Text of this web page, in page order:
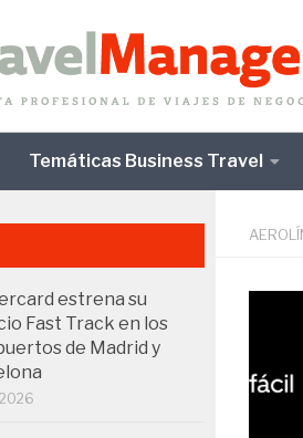
Temáticas Business Travel
estrena su
Fast Track en los
de Madrid y